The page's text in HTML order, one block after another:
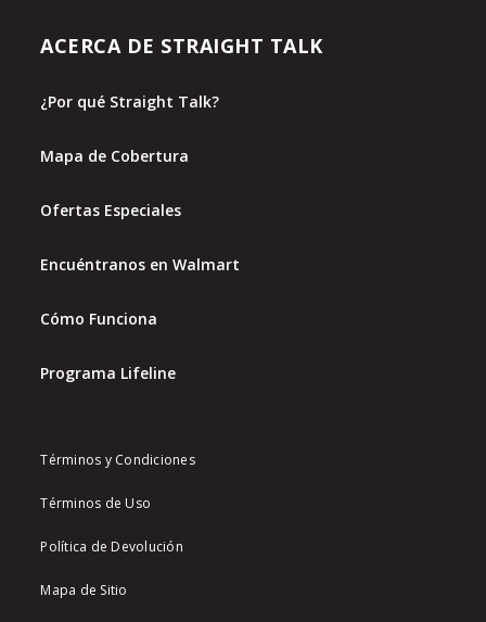
ACERCA DE STRAIGHT TALK
¿Por qué Straight Talk?
Mapa de Cobertura
Ofertas Especiales
Encuéntranos en Walmart
Cómo Funciona
Programa Lifeline
Términos y Condiciones
Términos de Uso
Política de Devolución
Mapa de Sitio